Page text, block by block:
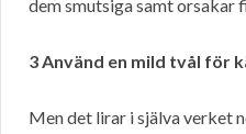
dem smutsiga samt orsakar
3 Använd en mild tvål för
Men det lirar i själva verket